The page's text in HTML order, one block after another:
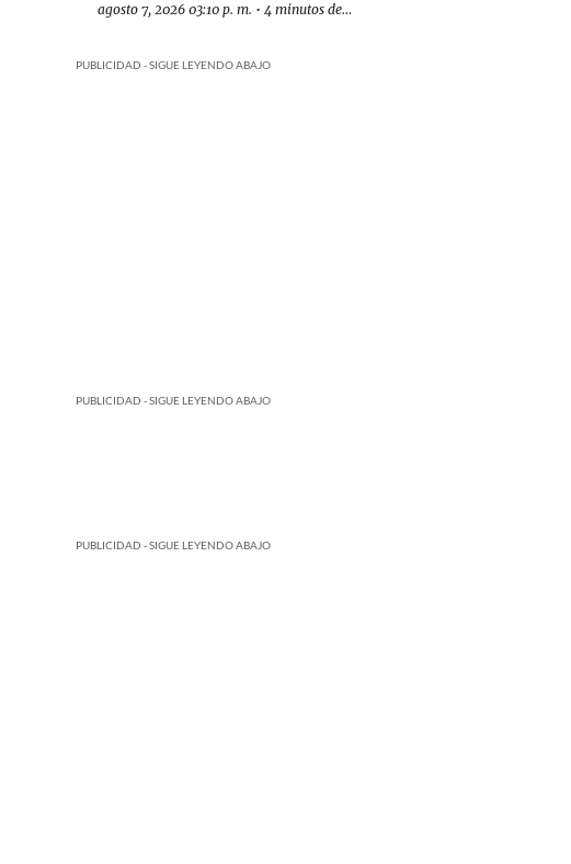
agosto 7, 2026 03:10 p. m. •4 minutos de lectura
PUBLICIDAD - SIGUE LEYENDO ABAJO
PUBLICIDAD - SIGUE LEYENDO ABAJO
PUBLICIDAD - SIGUE LEYENDO ABAJO